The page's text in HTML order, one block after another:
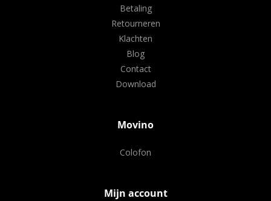
Betaling
Retourneren
Klachten
Blog
Contact
Download
Movino
Colofon
Mijn account